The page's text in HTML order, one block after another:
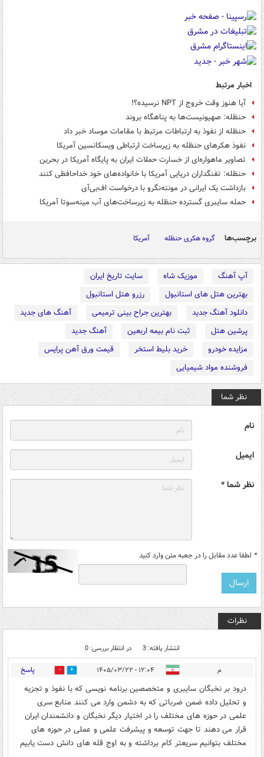
اخبار مرتبط
آیا هنوز وقت خروج از NPT نرسیده؟!
حنظله: صهیونیست‌ها به پناهگاه بروند
حنظله از نفوذ به ارتباطات مرتبط با مقامات موساد خبر داد
نفوذ هکرهای حنظله به زیرساخت ارتباطی ویسکانسین آمریکا
تصاویر ماهواره‌ای از خسارت حملات ایران به پایگاه آمریکا در بحرین
حنظله: تفنگداران دریایی آمریکا با خانواده‌های خود خداحافظی کنند
بازداشت یک ایرانی در مونته‌نگرو با درخواست اف‌بی‌آی
حمله سایبری گسترده حنظله به زیرساخت‌های آب مینه‌سوتا آمریکا
برچسب‌ها گروه هکری حنظله آمریکا
آپ آهنگ موزیک شاه
سایت تاریخ ایران
بهترین هتل های استانبول
رزرو هتل استانبول
دانلود آهنگ جدید
بهترین جراح بینی ترمیمی
آهنگ های جدید
پرشین هتل
ثبت نام بیمه اربعین
آهنگ جدید
مزایده خودرو
خرید بلیط استخر
قیمت ورق آهن پرایس
فروشنده مواد شیمیایی
نظر شما
نام
ایمیل
نظر شما *
* لطفا عدد مقابل را در جعبه متن وارد کنید
نظرات
انتشار یافته: 3 در انتظار بررسی: 0
م ۱۲:۰۴ - ۱۴۰۵/۰۳/۲۲ 1 پاسخ
درود بر نخبگان سایبری و متخصصین برنامه نویسی که با نفوذ و تجزیه
و تحلیل داده ضمن ضرباتی که به دشمن وارد می کنند منابع سری
علمی در حوزه های مختلف را در اختیار دیگر نخبگان و دانشمندان ایران
قرار می دهند تا جهت توسعه و پیشرفت علمی و عملی در حوزه های
مختلف بتوانیم سریعتر کام برداشته و به اوج قله های دانش دست یابیم